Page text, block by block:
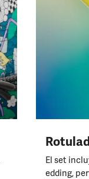
El set
edding,